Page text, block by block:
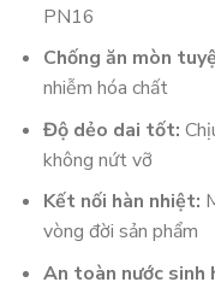
PN16
Chống ăn mòn
nhiễm hóa chất
Độ dẻo dai tốt:
không nứt vỡ
Kết nối hàn nhiệt:
vòng đời sản phẩm
An toàn nước sinh